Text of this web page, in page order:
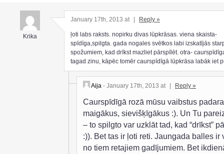
Krika
January 17th, 2013 at Reply »
ļoti labs raksts. nopirku divas lūpkrāsas. viena skaista-
spīdīga,spilgta. gada nogales svētkos labi izskatījās
spožumiem, kad drīkst mazliet pārspīlēt. otra-
tagad zinu, kāpēc tomēr caurspīdīgā lūpkrāsa labāk iet
Aija - January 17th, 2013 at | Reply »
Caurspīdīgā rozā mūsu vaibstus padara
maigākus, sievišķīgākus :). Un Tu
– to spilgto var uzklāt tad, kad “drīkst”
:)). Bet tas ir ļoti reti. Jaungada balles ir
no tiem retajiem gadījumiem. Bet